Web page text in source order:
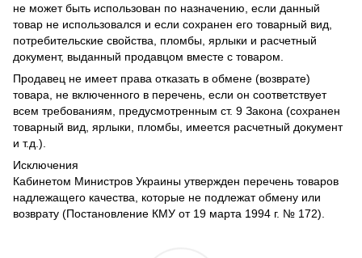
не может быть использован по назначению, если данный
товар не использовался и если сохранен его товарный вид,
потребительские свойства, пломбы, ярлыки и расчетный
документ, выданный продавцом вместе с товаром.
Продавец не имеет права отказать в обмене (возврате)
товара, не включенного в перечень, если он соответствует
всем требованиям, предусмотренным ст. 9 Закона (сохранен
товарный вид, ярлыки, пломбы, имеется расчетный документ
и т.д.).
Исключения
Кабинетом Министров Украины утвержден перечень товаров
надлежащего качества, которые не подлежат обмену или
возврату (Постановление КМУ от 19 марта 1994 г. № 172).